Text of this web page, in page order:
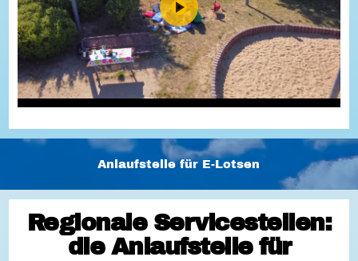
Anlaufstelle für E-Lotsen
Regionale Servicestellen:
die Anlaufstelle für